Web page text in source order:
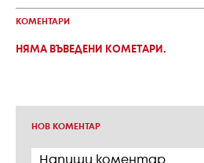
КОМЕНТАРИ
НЯМА ВЪВЕДЕНИ КОМЕТАРИ.
НОВ КОМЕНТАР